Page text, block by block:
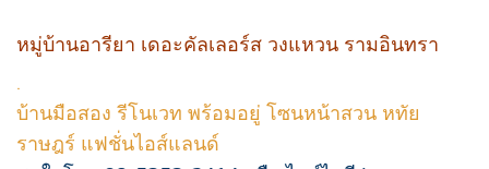
หมู่บ้านอารียา เดอะคัลเลอร์ส วงแหวน รามอินทรา
.
บ้านมือสอง รีโนเวท พร้อมอยู่ โซนหน้าสวน หทัย
ราษฎร์ แฟชั่นไอส์แลนด์